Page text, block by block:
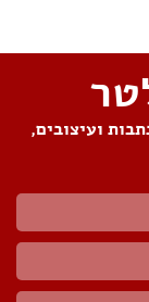
ועיצובים,